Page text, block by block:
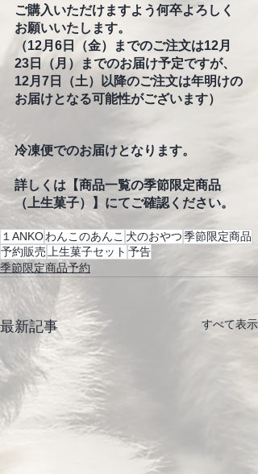
ご購入いただけますよう何卒よろしく
お願いいたします。
（12月6日（金）までのご注文は12月
23日（月）までのお届け予定ですが、
12月7日（土）以降のご注文は年明けの
お届けとなる可能性がございます）
冷凍便でのお届けとなります。
詳しくは【商品一覧の季節限定商品
（上生菓子）】にてご確認ください。
１ANKOわんこのあんこ 犬のおやつ季節限定商品
予約販売
上生菓子セット 予告
季節限定商品予約
最新記事 すべて表示